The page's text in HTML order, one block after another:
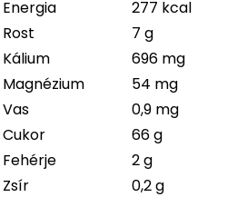
Energia
277 kcal
Rost
7 g
Kálium
696 mg
Magnézium
54 mg
Vas
0,9 mg
Cukor
66 g
Fehérje
2 g
Zsír
0,2 g